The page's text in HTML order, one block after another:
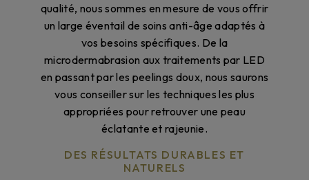
qualité, nous sommes en mesure de vous offrir
un large éventail de soins anti-âge adaptés à
vos besoins spécifiques. De la
microdermabrasion aux traitements par LED
en passant par les peelings doux, nous saurons
vous conseiller sur les techniques les plus
appropriées pour retrouver une peau
éclatante et rajeunie.
DES RÉSULTATS DURABLES ET
NATURELS